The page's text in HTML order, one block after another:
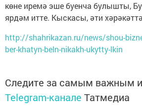
көне иремә эше буенча булышты,
ярдәм итте. Кыскасы, әти
http://shahrikazan.ru/news/shou-
ber-khatyn-beln-nikakh-ukytty-lkin
Следите за самым важным
Telegram-канале Татмедиа